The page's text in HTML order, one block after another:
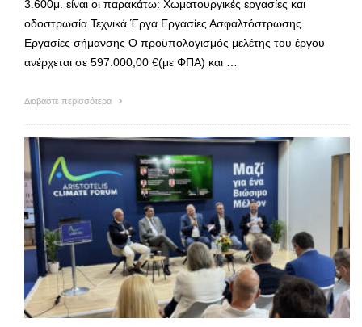
3.600μ. είναι οι παρακάτω: Xωματουργικές εργασίες και
οδοστρωσία Τεχνικά Έργα Εργασίες Ασφαλτόστρωσης
Εργασίες σήμανσης Ο προϋπολογισμός μελέτης του έργου
ανέρχεται σε 597.000,00 €(με ΦΠΑ) και …
Διαβάστε περισσότερα